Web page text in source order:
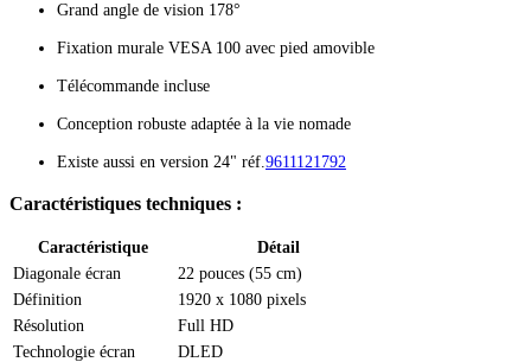
Grand angle de vision 178°
Fixation murale VESA 100 avec pied amovible
Télécommande incluse
Conception robuste adaptée à la vie nomade
Existe aussi en version 24" réf.9611121792
Caractéristiques techniques :
Caractéristique
Détail
Diagonale écran
22 pouces (55 cm)
Définition
1920 x 1080 pixels
Résolution
Full HD
Technologie écran
DLED